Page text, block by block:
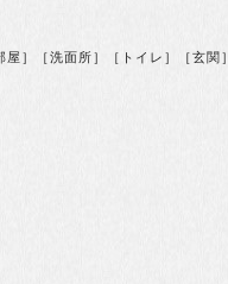
］［洗面所］［トイレ］［玄関］